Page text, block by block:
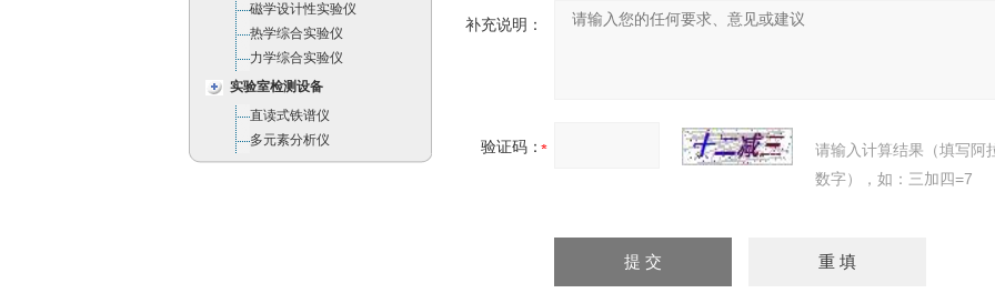
磁学设计性实验仪
热学综合实验仪
力学综合实验仪
实验室检测设备
直读式铁谱仪
多元素分析仪
补充说明：
验证码：
请输入计算结果（填写阿
数字），如：三加四=7